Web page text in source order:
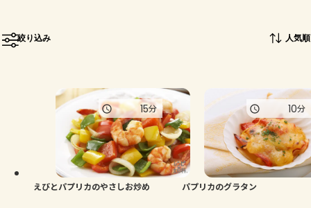
トーク
よくあるお問い合わせ
お買い物
絞り込み 人気順
えびとパプリカのやさしお炒め
15分
パプリカのグラタン
10分